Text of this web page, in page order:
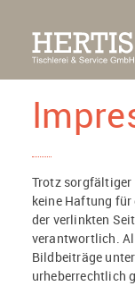
Trotz
keine Haftung
der verlinkten
verantwortlich.
Bildbeiträge
urheberrechtlich